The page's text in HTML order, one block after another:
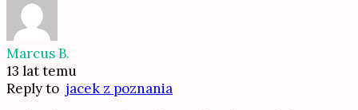
Marcus B.
13 lat temu
Reply to jacek z poznania